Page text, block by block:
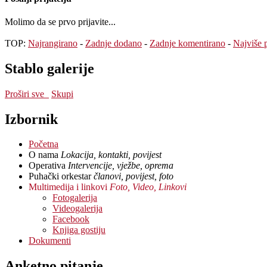
Molimo da se prvo prijavite...
TOP: Najrangirano - Zadnje dodano - Zadnje komentirano - Najviše
Stablo galerije
Proširi sve Skupi
Izbornik
Početna
O nama Lokacija, kontakti, povijest
Operativa Intervencije, vježbe, oprema
Puhački orkestarčlanovi, povijest, foto
Multimedija i linkovi Foto, Video, Linkovi
Fotogalerija
Videogalerija
Facebook
Knjiga gostiju
Dokumenti